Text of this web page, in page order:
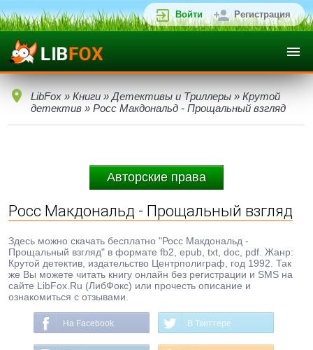
Войти Регистрация
LibFox » Книги » Детективы и Триллеры » Крутой
детектив » Росс Макдональд - Прощальный взгляд
Авторские права
Росс Макдональд - Прощальный взгляд
Здесь можно скачать бесплатно "Росс Макдональд -
Прощальный взгляд" в формате fb2, epub, txt, doc, pdf. Жанр:
Крутой детектив, издательство Центрполиграф, год 1992. Так
же Вы можете читать книгу онлайн без регистрации и SMS на
сайте LibFox.Ru (ЛибФокс) или прочесть описание и
ознакомиться с отзывами.
На Facebook В Твиттере